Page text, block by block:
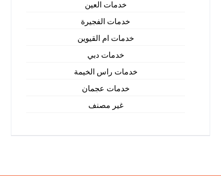
خدمات العين
خدمات الفجيرة
خدمات ام القيوين
خدمات دبي
خدمات راس الخيمة
خدمات عجمان
غير مصنف